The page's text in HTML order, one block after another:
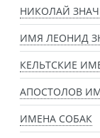
НИКОЛАЙ
ИМЯ ЛЕОНИД
КЕЛЬТСКИЕ
АПОСТОЛОВ
ИМЕНА СОБАК